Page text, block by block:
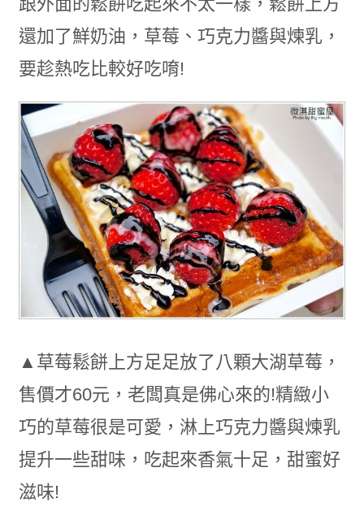
還加了鮮奶油，草莓、巧克力醬與煉乳，
要趁熱吃比較好吃唷!
▲草莓鬆餅上方足足放了八顆大湖草莓，
售價才60元，老闆真是佛心來的!精緻小
巧的草莓很是可愛，淋上巧克力醬與煉乳
提升一些甜味，吃起來香氣十足，甜蜜好
滋味!